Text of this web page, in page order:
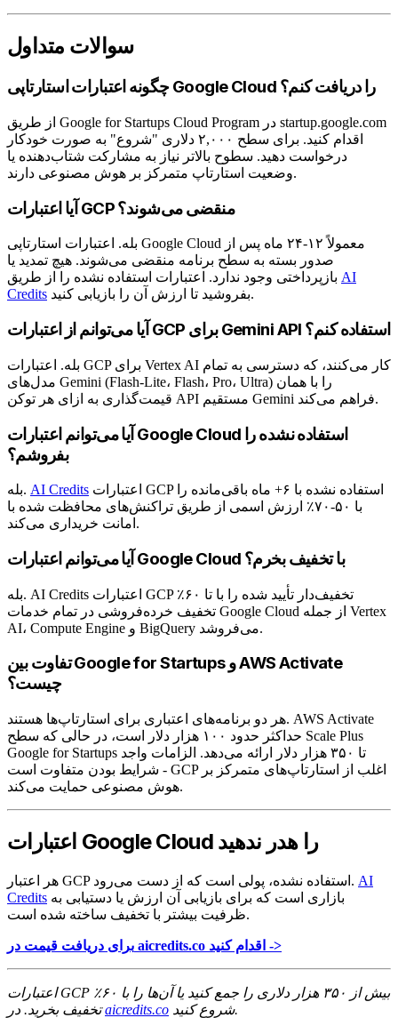
سوالات متداول
چگونه اعتبارات استارتاپی Google Cloud را دریافت کنم؟
از طریق Google for Startups Cloud Program در startup.google.com
اقدام کنید. برای سطح ۲,۰۰۰ دلاری "شروع" به صورت خودکار
درخواست دهید. سطوح بالاتر نیاز به مشارکت شتاب‌دهنده یا
وضعیت استارتاپ متمرکز بر هوش مصنوعی دارند.
آیا اعتبارات GCP منقضی می‌شوند؟
بله. اعتبارات استارتاپی Google Cloud معمولاً ۱۲-۲۴ ماه پس از
صدور بسته به سطح برنامه منقضی می‌شوند. هیچ تمدید یا
AI
Credits
بفروشید تا ارزش آن را بازیابی کنید.
آیا می‌توانم از اعتبارات GCP برای Gemini API استفاده کنم؟
بله. اعتبارات GCP برای Vertex AI کار می‌کنند، که دسترسی به تمام
مدل‌های Gemini (Flash-Lite، Flash، Pro، Ultra) را با همان
قیمت‌گذاری به ازای هر توکن API مستقیم Gemini فراهم می‌کند.
آیا می‌توانم اعتبارات Google Cloud استفاده نشده را
بفروشم؟
بله. AI Credits
با ۵۰-۷۰٪ ارزش اسمی از طریق تراکنش‌های محافظت شده با
امانت خریداری می‌کند.
آیا می‌توانم اعتبارات Google Cloud با تخفیف بخرم؟
بله. AI Credits اعتبارات GCP تخفیف‌دار تأیید شده را با تا ۶۰٪
تخفیف خرده‌فروشی در تمام خدمات Google Cloud از جمله Vertex
AI، Compute Engine و BigQuery می‌فروشد.
تفاوت بین Google for Startups و AWS Activate
چیست؟
هر دو برنامه‌های اعتباری برای استارتاپ‌ها هستند. AWS Activate
حداکثر حدود ۱۰۰ هزار دلار است، در حالی که سطح Scale Plus
Google for Startups تا ۳۵۰ هزار دلار ارائه می‌دهد. الزامات واجد
شرایط بودن متفاوت است - GCP اغلب از استارتاپ‌های متمرکز بر
هوش مصنوعی حمایت می‌کند.
اعتبارات Google Cloud را هدر ندهید
هر اعتبار GCP استفاده نشده، پولی است که از دست می‌رود. AI
Credits
ظرفیت بیشتر با تخفیف ساخته شده است.
برای دریافت قیمت در aicredits.co اقدام کنید ->
اعتبارات GCP بیش از ۳۵۰ هزار دلاری را جمع کنید یا آن‌ها را با ۶۰٪
تخفیف بخرید. درaicredits.co شروع کنید.